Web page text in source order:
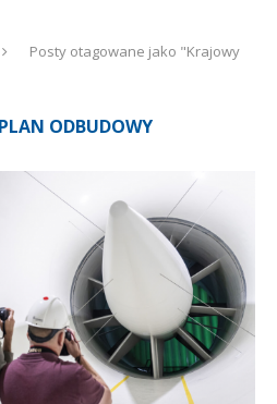
Posty otagowane jako "Krajowy
ODBUDOWY